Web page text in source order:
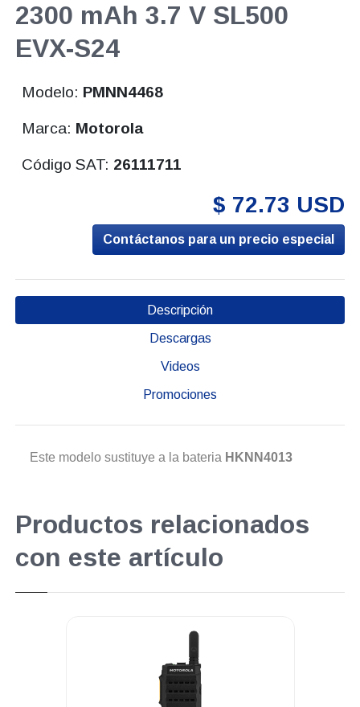
2300 mAh 3.7 V SL500
EVX-S24
Modelo: PMNN4468
Marca: Motorola
Código SAT: 26111711
$ 72.73 USD
Contáctanos para un precio especial
Descripción
Descargas
Videos
Promociones
Este modelo sustituye a la bateria HKNN4013
Productos relacionados
con este artículo